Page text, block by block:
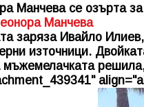
Манчева се озърта
Манчева
заряза Ивайло
източници.
мъжемелачката